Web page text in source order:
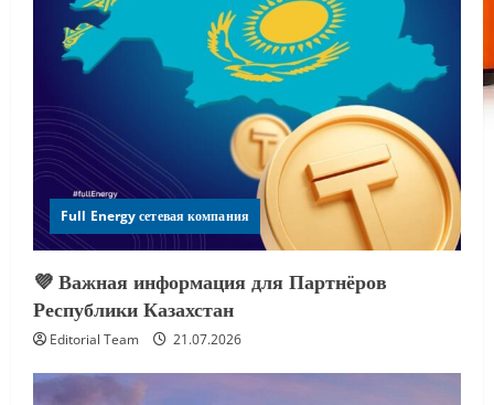
Full Energy сетевая компания
💜 Важная информация для Партнёров
Республики Казахстан
Editorial Team 21.07.2026